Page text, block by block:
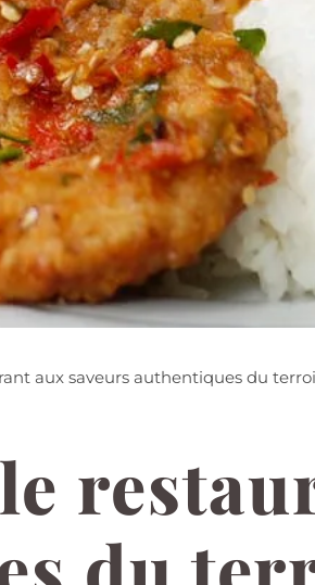
aux saveurs authentiques du